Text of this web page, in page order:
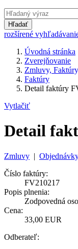
Hľadať
rozšírené
Úvodná stránka
Zverejňovanie
Zmluvy,
Faktúry
Detail faktúry
Vytlačiť
Detail
Zmluvy |
Číslo faktúry:
FV210217
Popis plnenia:
Zodpovedná
Cena:
33,00 EUR
Odberateľ: